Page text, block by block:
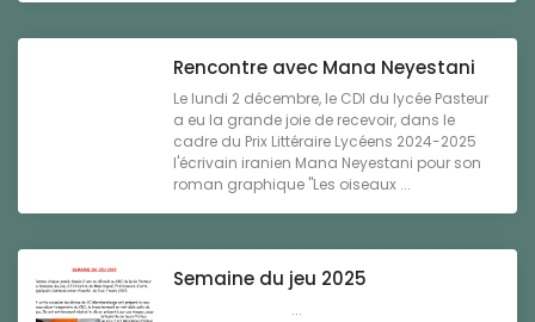
Rencontre avec Mana Neyestani
Le lundi 2 décembre, le CDI du lycée Pasteur
a eu la grande joie de recevoir, dans le
cadre du Prix Littéraire Lycéens 2024-2025
l'écrivain iranien Mana Neyestani pour son
roman graphique "Les oiseaux ...
Semaine du jeu 2025
...